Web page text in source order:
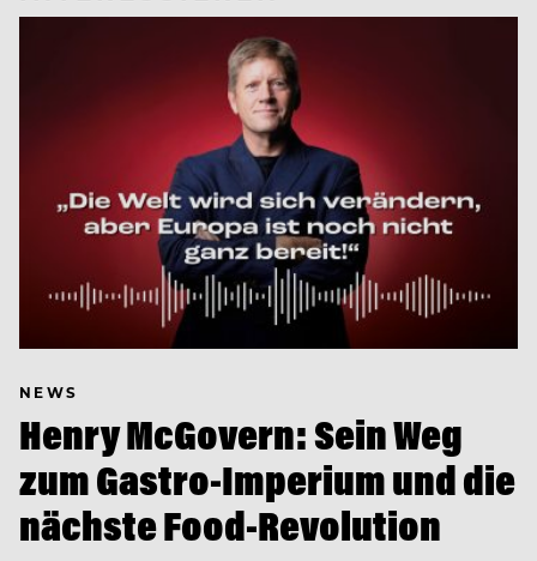
NEWS
Henry McGovern: Sein Weg
zum Gastro-Imperium und die
nächste Food-Revolution